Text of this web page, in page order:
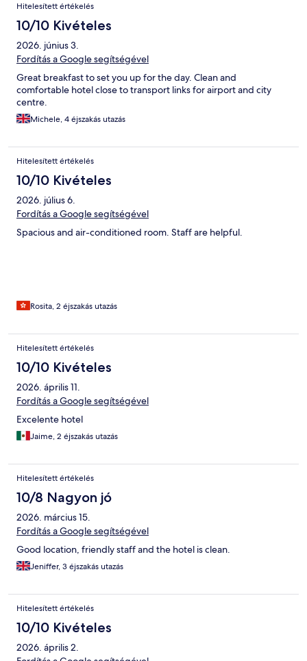
Hitelesített értékelés
10/10 Kivételes
2026. június 3.
Fordítás a Google segítségével
Great breakfast to set you up for the day. Clean and
comfortable hotel close to transport links for airport and city
centre.
Michele, 4 éjszakás utazás
Hitelesített értékelés
10/10 Kivételes
2026. július 6.
Fordítás a Google segítségével
Spacious and air-conditioned room. Staff are helpful.
Rosita, 2 éjszakás utazás
Hitelesített értékelés
10/10 Kivételes
2026. április 11.
Fordítás a Google segítségével
Excelente hotel
Jaime, 2 éjszakás utazás
Hitelesített értékelés
10/8 Nagyon jó
2026. március 15.
Fordítás a Google segítségével
Good location, friendly staff and the hotel is clean.
Jeniffer, 3 éjszakás utazás
Hitelesített értékelés
10/10 Kivételes
2026. április 2.